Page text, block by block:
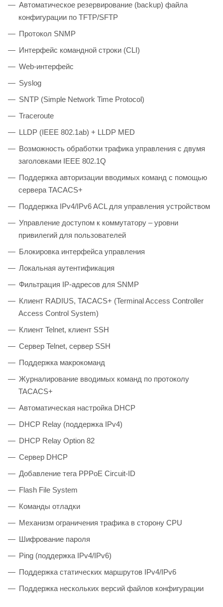
Автоматическое резервирование (backup) файла
конфигурации по TFTP/SFTP
Протокол SNMP
Интерфейс командной строки (CLI)
Web-интерфейс
Syslog
SNTP (Simple Network Time Protocol)
Traceroute
LLDP (IEEE 802.1ab) + LLDP MED
Возможность обработки трафика управления с двумя
заголовками IEEE 802.1Q
Поддержка авторизации вводимых команд с помощью
сервера TACACS+
Поддержка IPv4/IPv6 ACL для управления устройством
Управление доступом к коммутатору – уровни
привилегий для пользователей
Блокировка интерфейса управления
Локальная аутентификация
Фильтрация IP-адресов для SNMP
Клиент RADIUS, TACACS+ (Terminal Access Controller
Access Control System)
Клиент Telnet, клиент SSH
Сервер Telnet, сервер SSH
Поддержка макрокоманд
Журналирование вводимых команд по протоколу
TACACS+
Автоматическая настройка DHCP
DHCP Relay (поддержка IРv4)
DHCP Relay Option 82
Сервер DHCP
Добавление тега PPPoE Circuit-ID
Flash File System
Команды отладки
Механизм ограничения трафика в сторону CPU
Шифрование пароля
Ping (поддержка IPv4/IPv6)
Поддержка статических маршрутов IPv4/IPv6
Поддержка нескольких версий файлов конфигурации